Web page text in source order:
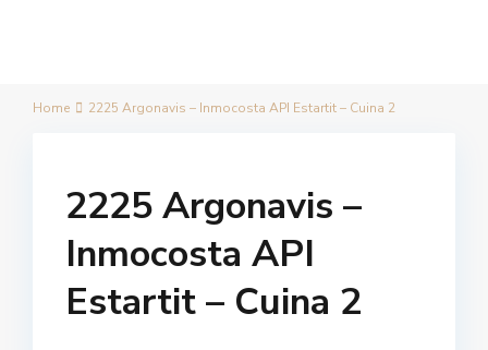
Home 2225 Argonavis – Inmocosta API Estartit – Cuina 2
2225 Argonavis –
Inmocosta API
Estartit – Cuina 2